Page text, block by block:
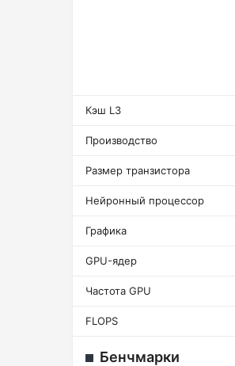
Кэш L3
Производство
Размер транзистора
Нейронный процессор
Графика
GPU-ядер
Частота GPU
FLOPS
Бенчмарки